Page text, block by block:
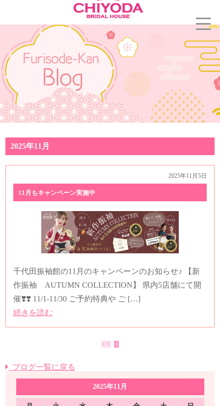
2025年11月
2025年11月5日
11月もキャンペーン実施中
千代田振袖館の11月のキャンペーンのお知らせ♪ 【新
作振袖 AUTUMN COLLECTION】 県内5店舗にて開
催❣️❣️ 11/1-11/30 ご予約特典や ご […]
続きを読む
1 / 1 1
ブログ一覧に戻る
2025年11月